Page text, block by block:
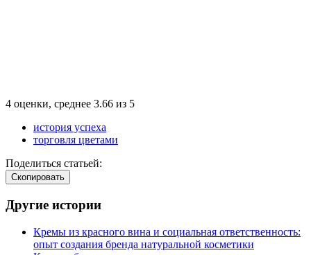
4 оценки, среднее 3.66 из 5
история успеха
торговля цветами
Поделиться статьей:
Cкопировать
Другие истории
Кремы из красного вина и социальная ответственность:
опыт создания бренда натуральной косметики